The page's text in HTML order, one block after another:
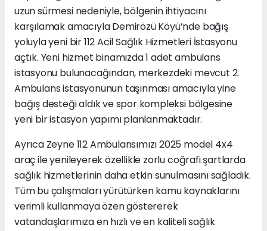
uzun sürmesi nedeniyle, bölgenin ihtiyacını
karşılamak amacıyla Demirözü Köyü’nde bağış
yoluyla yeni bir 112 Acil Sağlık Hizmetleri İstasyonu
açtık. Yeni hizmet binamızda 1 adet ambulans
istasyonu bulunacağından, merkezdeki mevcut 2.
Ambulans istasyonunun taşınması amacıyla yine
bağış desteği aldık ve spor kompleksi bölgesine
yeni bir istasyon yapımı planlanmaktadır.
Ayrıca Zeyne 112 Ambulansımızı 2025 model 4x4
araç ile yenileyerek özellikle zorlu coğrafi şartlarda
sağlık hizmetlerinin daha etkin sunulmasını sağladık.
Tüm bu çalışmaları yürütürken kamu kaynaklarını
verimli kullanmaya özen göstererek
vatandaşlarımıza en hızlı ve en kaliteli sağlık